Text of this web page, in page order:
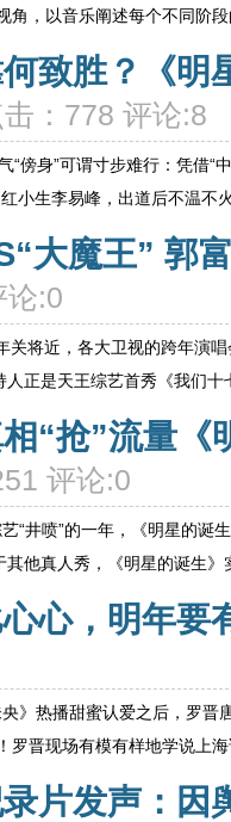
角，以音乐阐述每个不同阶
致胜？《明
：778 评论:8
“傍身”可谓寸步难行：凭借“
小生李易峰，出道后不温不
大魔王” 郭
论:0
关将近，各大卫视的跨年演
正是天王综艺首秀《我们十
“抢”流量
评论:0
“井喷”的一年，《明星的诞
其他真人秀，《明星的诞生》
心，明年要
央》热播甜蜜认爱之后，罗
罗晋现场有模有样地学说上
片发声：因